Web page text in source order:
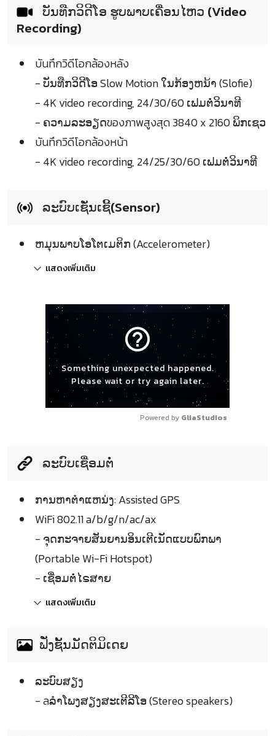
ບັນທືກວິດີໂອ ຮູບພາບເຄື່ອນໄຫວ (Video
Recording)
บันทึกวิดีโอกล้องหลัง
- ບັນທືກວິດີໂອ Slow Motion ໃນກ້ອງຫນ້າ (Slofie)
- 4K video recording, 24/30/60 ເຟມຕໍ່ວິນາທີ
- ຄວາມລະອຽດของภาพสูงสุด 3840 x 2160 ພິກເຊວ
บันทึกวิดีโอกล้องหน้า
- 4K video recording, 24/25/30/60 ເຟມຕໍ່ວິນາທີ
ລະບົບເຊັ່ນເຊີ້(Sensor)
ຫມຸນພາບໂອໂຕເມຕິກ (Accelerometer)
แสดงเพิ่มเติม
help_outline
Something unexpected happened.
Please wait or try again later.
Powered by GliaStudios
ລະບົບເຊື່ອມຕໍ່
ການຫາຕຳແຫນ່ງ: Assisted GPS
WiFi 802.11 a/b/g/n/ac/ax
- ຈຸດກະຈາຍສັນຍານອິນເຕີເນັດແບບພົກພາ
(Portable Wi-Fi Hotspot)
- ເຊື່ອມຕໍ່ໄຣສາຍ
แสดงเพิ่มเติม
ຟັ່ງຊັ້ນມັດຕິມິເດຍ
ລະບົບສຽງ
- ลລຳໂພງສຽງສະເຕີລີໂອ (Stereo speakers)